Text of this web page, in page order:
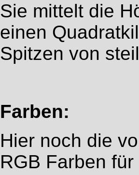
Sie mittelt die
einen
Spitzen von
Farben:
Hier noch die
RGB Farben